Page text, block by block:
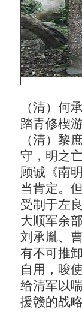
（清）何
踏青修楔
（清）黎
守，明之
顾诚《南
当肯定。
受制于左
大顺军余
刘承胤、
有不可推
自用，唆
给清军以
援赣的战